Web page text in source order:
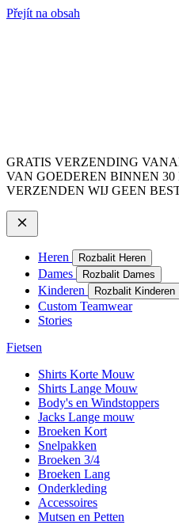
Přejít na obsah
GRATIS VERZENDING
VAN GOEDEREN BINNEN 30
VERZENDEN WIJ GEEN
Heren Rozbalit Heren
Dames Rozbalit Dames
Kinderen Rozbalit Kinderen
Custom Teamwear
Stories
Fietsen
Shirts Korte Mouw
Shirts Lange Mouw
Body's en Windstoppers
Jacks Lange mouw
Broeken Kort
Snelpakken
Broeken 3/4
Broeken Lang
Onderkleding
Accessoires
Mutsen en Petten